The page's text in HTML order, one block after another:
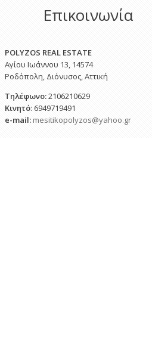
Επικοινωνία
POLYZOS REAL ESTATE
Αγίου Ιωάννου 13, 14574
Ροδόπολη, Διόνυσος, Αττική
Τηλέφωνο:2106210629
Κινητό: 6949719491
e-mail:mesitikopolyzos@yahoo.gr